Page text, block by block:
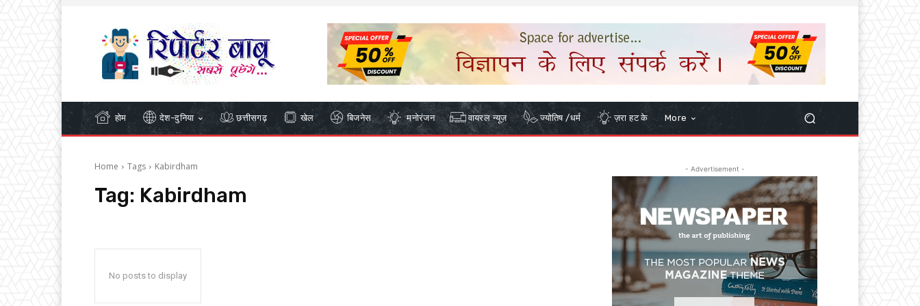
होम देश-दुनिया छत्तीसगढ़ खेल बिजनेस मनोरंजन वायरल न्यूज़ ज्योतिष /धर्म ज़रा हट के More
Home Tags Kabirdham
Tag: Kabirdham
No posts to display
- Advertisement -